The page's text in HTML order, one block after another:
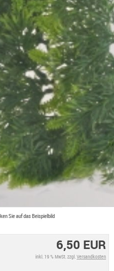
Sie auf das Beispielbild
6,50 EUR
inkl. 19 % MwSt. zzgl.Versandkosten